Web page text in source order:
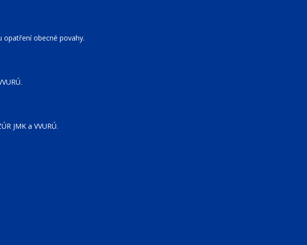
opatření obecné povahy.
JMK a VVURÚ.